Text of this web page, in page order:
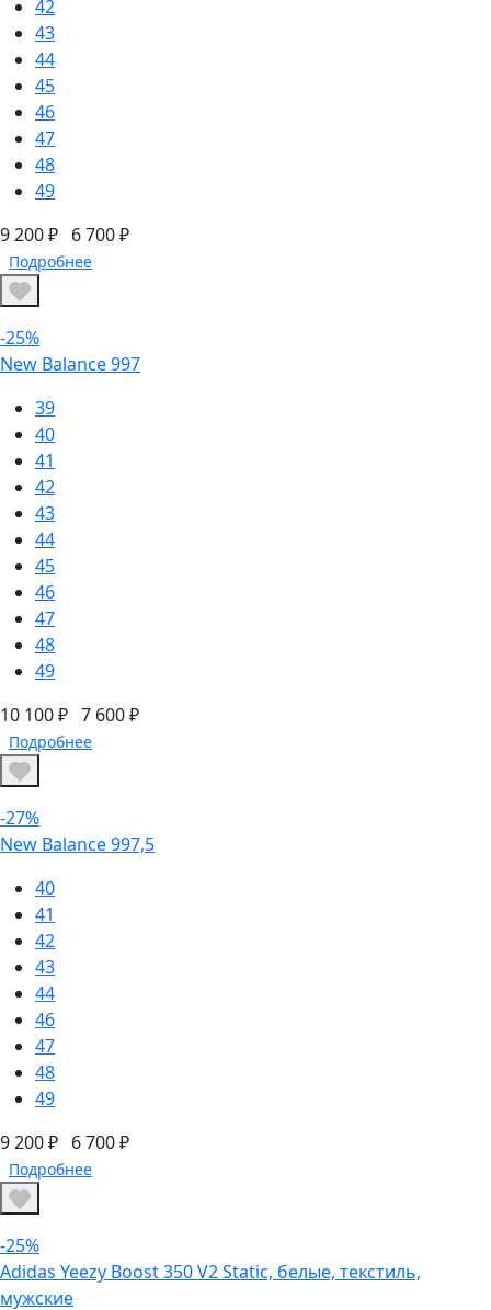
42
43
44
45
46
47
48
49
9 200 ₽ 6 700 ₽
Подробнее
-25%
New Balance 997
39
40
41
42
43
44
45
46
47
48
49
10 100 ₽ 7 600 ₽
Подробнее
-27%
New Balance 997,5
40
41
42
43
44
46
47
48
49
9 200 ₽ 6 700 ₽
Подробнее
-25%
Adidas Yeezy Boost 350 V2 Static, белые, текстиль,
мужские